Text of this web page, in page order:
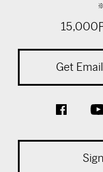
15,000
Get